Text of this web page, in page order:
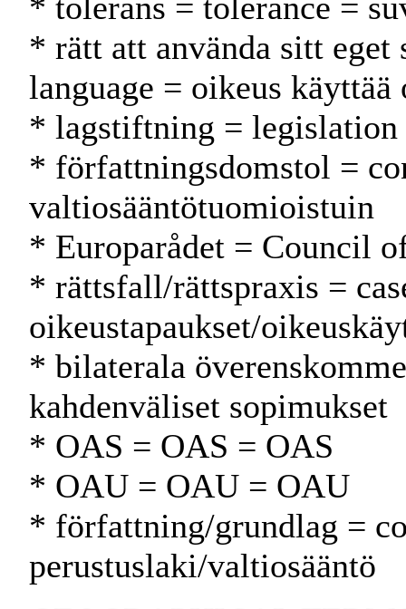
* tolerans = tolerance =
* rätt att använda sitt eget
language = oikeus käyttää
* lagstiftning = legislation
* författningsdomstol =
valtiosääntötuomioistuin
* Europarådet = Council
* rättsfall/rättspraxis =
oikeustapaukset/
* bilaterala
kahdenväliset sopimukset
* OAS = OAS = OAS
* OAU = OAU = OAU
* författning/grundlag =
perustuslaki/valtiosääntö